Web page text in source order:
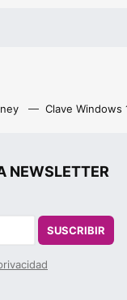
Clave Windows
NEWSLETTER
SUSCRIBIR